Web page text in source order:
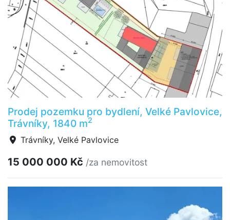
Prodej pozemku pro bydlení, Velké Pavlovice,
Trávníky, 1840 m2
Trávníky, Velké Pavlovice
15 000 000 Kč /za nemovitost